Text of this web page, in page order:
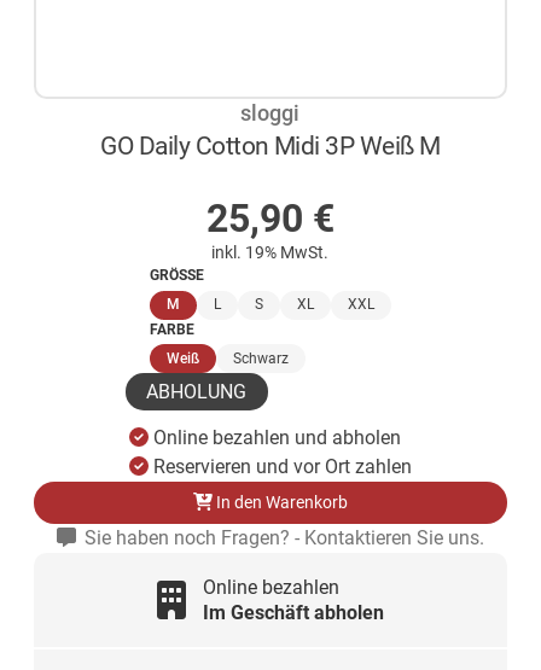
sloggi
GO Daily Cotton Midi 3P Weiß M
25,90 €
inkl. 19% MwSt.
GRÖSSE
M(ausgewählt)
L S XL
XXL
FARBE
Weiß(ausgewählt)
Schwarz
ABHOLUNG
Online bezahlen und abholen
Reservieren und vor Ort zahlen
In den Warenkorb
Sie haben noch Fragen? - Kontaktieren Sie uns.
Online bezahlen
Im Geschäft abholen